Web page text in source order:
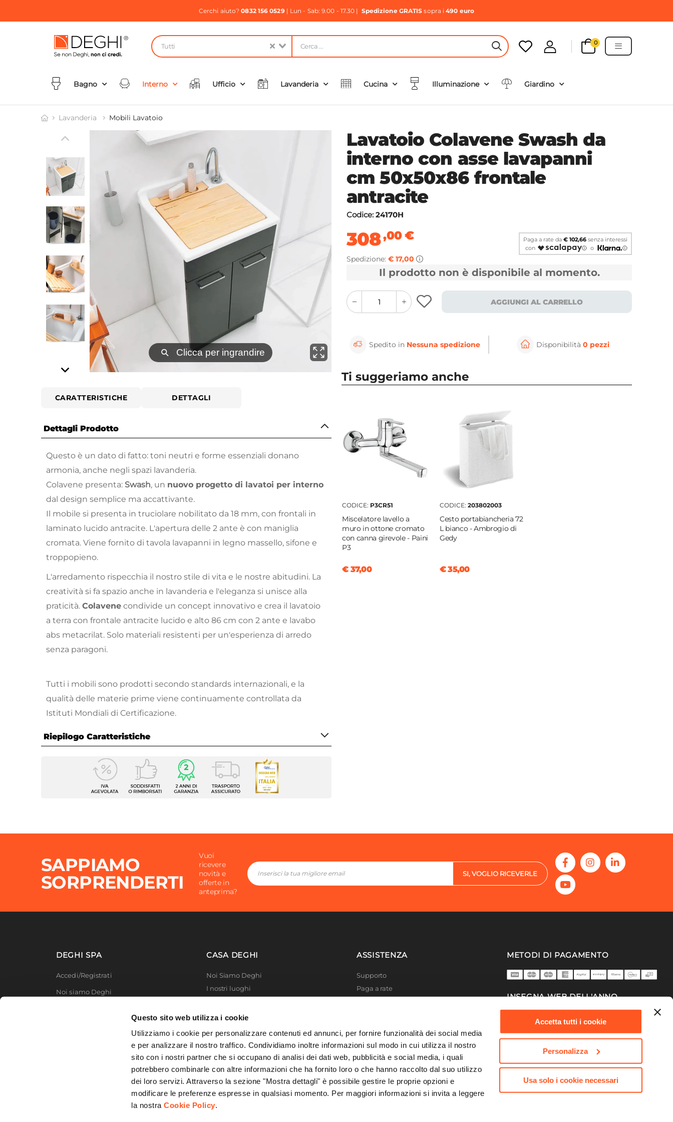
Questo sito web utilizza i cookie
Utilizziamo i cookie per personalizzare contenuti ed annunci, per fornire funzionalità dei social media
e per analizzare il nostro traffico. Condividiamo inoltre informazioni sul modo in cui utilizza il nostro
sito con i nostri partner che si occupano di analisi dei dati web, pubblicità e social media, i quali
potrebbero combinarle con altre informazioni che ha fornito loro o che hanno raccolto dal suo utilizzo
dei loro servizi. Attraverso la sezione "Mostra dettagli" è possibile gestire le proprie opzioni e
modificare le preferenze espresse in qualsiasi momento. Per maggiori informazioni si invita a leggere
la nostraCookie Policy.
Accetta tutti i cookie
Personalizza
Usa solo i cookie necessari
Cerchi aiuto?0832 156 0529| Lun - Sab: 9.00 - 17.30 | Spedizione GRATIS sopra i490 euro
Tutti HEADER SEARCH BUTTON
0
Bagno Interno Ufficio Lavanderia Cucina Illuminazione Giardino
Lavanderia Mobili Lavatoio
⚲ Clicca per ingrandire Clicca per ingrandire
CARATTERISTICHE DETTAGLI
Dettagli Prodotto
Questo è un dato di fatto: toni neutri e forme essenziali donano
armonia, anche negli spazi lavanderia.
Colavene presenta: Swash, un nuovo progetto di lavatoi per interno
dal design semplice ma accattivante.
Il mobile si presenta in truciolare nobilitato da 18 mm, con frontali in
laminato lucido antracite. L'apertura delle 2 ante è con maniglia
cromata. Viene fornito di tavola lavapanni in legno massello, sifone e
troppopieno.
L'arredamento rispecchia il nostro stile di vita e le nostre abitudini. La
creatività si fa spazio anche in lavanderia e l'eleganza si unisce alla
praticità. Colavene condivide un concept innovativo e crea il lavatoio
a terra con frontale antracite lucido e alto 86 cm con 2 ante e lavabo
abs metacrilat. Solo materiali resistenti per un'esperienza di arredo
senza paragoni.
Tutti i mobili sono prodotti secondo standards internazionali, e la
qualità delle materie prime viene continuamente controllata da
Istituti Mondiali di Certificazione.
Riepilogo Caratteristiche
Caratteristiche Mobile
Larghezza
50 cm
Profondità
50 cm
Serie
Swash
Materiale Mobile
Nobilitato
Materiale Maniglie
Metallo
Bianco
Finitura
Lucida
Materiale Vasca
Metacrilato|ABS
Foro Troppopieno
Presente
Dimensioni Interne Vasca
42 x 44 cm
26 cm
Inclusa
Esclusa
Incluso
Materiale Strofinatoio
Legno massello
Naturale
Lavatoio Colavene Swash da
interno con asse lavapanni
cm 50x50x86 frontale
antracite
Codice: 24170H
308,00€
Spedizione: € 17,00
Paga a rate da€ 102,66 senza interessi
con
o
Il prodotto non è disponibile al momento.
quantity
button
quantity
minus
button
AGGIUNGI AL CARRELLO
Spedito in Nessuna spedizione Disponibilità 0 pezzi
Ti suggeriamo anche
CODICE: P3CR51
Miscelatore lavello a
muro in ottone cromato
con canna girevole - Paini
P3
€ 37,00
CODICE: 203802003
Cesto portabiancheria 72
L bianco - Ambrogio di
Gedy
€ 35,00
SAPPIAMO
SORPRENDERTI
Vuoi
ricevere
novità e
offerte in
anteprima?
SI, VOGLIO RICEVERLE
DEGHI SPA
Accedi/Registrati
Noi siamo Deghi
Modello organizzativo e codice etico
CASA DEGHI
Noi Siamo Deghi
I nostri luoghi
MFT - La produzione
Deghi Solidale
Deghi Academy
ASSISTENZA
Supporto
Paga a rate
Privacy Policy
Cookie policy
METODI DI PAGAMENTO
INSEGNA WEB DELL'ANNO